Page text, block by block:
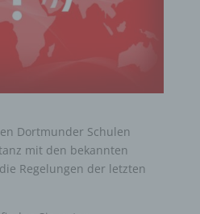
Dortmunder Schulen
mit den bekannten
Regelungen der letzten